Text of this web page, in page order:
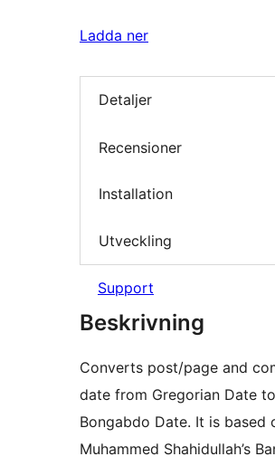
Ladda ner
Detaljer
Recensioner
Installation
Utveckling
Support
Beskrivning
Converts post/page and
date from Gregorian Date to
Bongabdo Date. It is based
Muhammed Shahidullah’s